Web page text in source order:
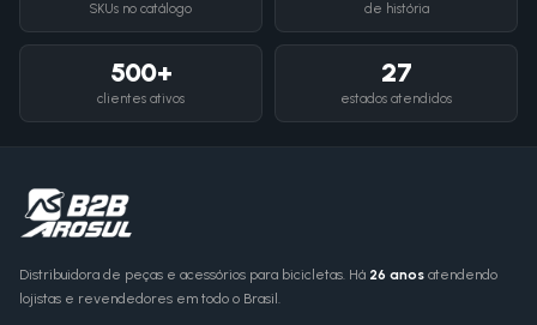
SKUs no catálogo de história
500+
clientes ativos
27
estados atendidos
Distribuidora de peças e acessórios para bicicletas. Há 26 anos atendendo
lojistas e revendedores em todo o Brasil.